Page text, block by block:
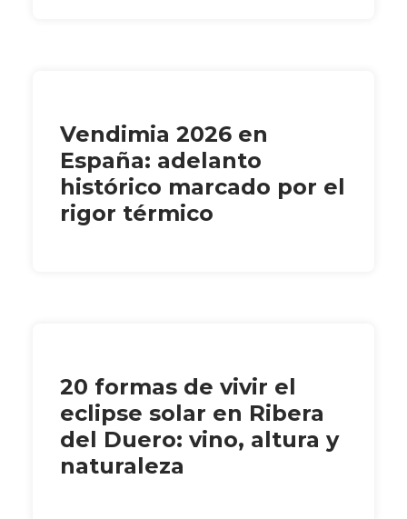
Vendimia 2026 en
España: adelanto
histórico marcado por el
rigor térmico
20 formas de vivir el
eclipse solar en Ribera
del Duero: vino, altura y
naturaleza